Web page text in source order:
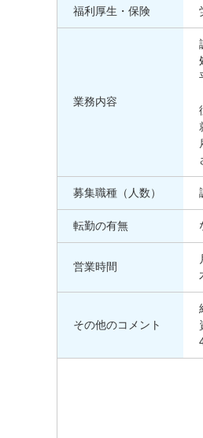
福利厚生・保険
業務内容
募集職種（人数）
転勤の有無
営業時間
その他のコメント